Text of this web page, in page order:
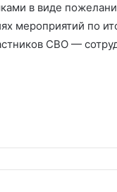
в виде
мероприятий по
СВО —